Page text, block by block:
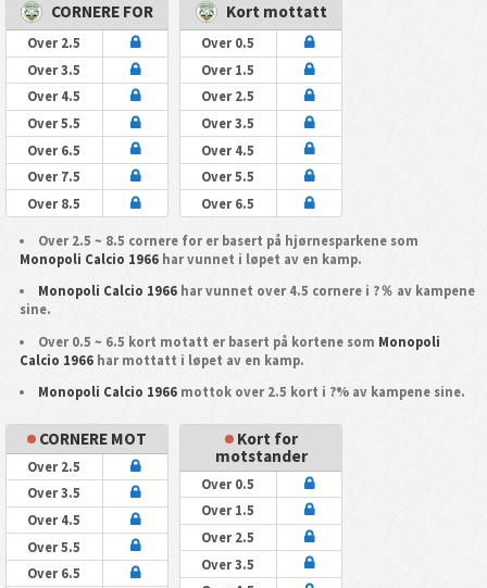
CORNERE FOR
Over 2.5
Over 3.5
Over 4.5
Over 5.5
Over 6.5
Over 7.5
Over 8.5
Kort mottatt
Over 0.5
Over 1.5
Over 2.5
Over 3.5
Over 4.5
Over 5.5
Over 6.5
Over 2.5 ~ 8.5 cornere for er basert på hjørnesparkene som
Monopoli Calcio 1966har vunnet i løpet av en kamp.
Monopoli Calcio 1966 har vunnet over 4.5 cornere i ?％ av kampene
sine.
Over 0.5 ~ 6.5 kort motatt er basert på kortene som Monopoli
Calcio 1966har mottatt i løpet av en kamp.
Monopoli Calcio 1966 mottok over 2.5 kort i ?% av kampene sine.
CORNERE MOT
Over 2.5
Over 3.5
Over 4.5
Over 5.5
Over 6.5
Kort for
motstander
Over 0.5
Over 1.5
Over 2.5
Over 3.5